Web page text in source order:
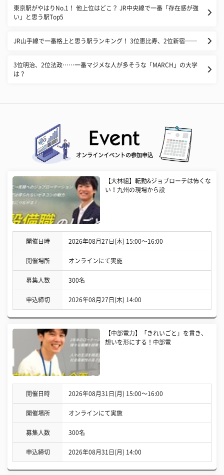
東京駅がやはりNo.1！ 他上位はどこ？ JR中央線で一番「存在感が強
い」と思う駅Top5
JR山手線で一番格上と思う駅ランキング！ 3位恵比寿、2位新宿……
3位明治、2位法政……一番マジメな人が多そうな「MARCH」の大学
は？
オンラインイベントの参加申込
【大林組】転勤&ジョブローテは怖くな
い！九州の現場から設
開催日時 2026年08月27日(木) 15:00〜16:00
開催場所 オンラインにて実施
募集人数 300名
申込締切 2026年08月27日(木) 14:00
【中部電力】「きれいごと」を貫き、
想いを形にする！中部電
開催日時 2026年08月31日(月) 15:00〜16:00
開催場所 オンラインにて実施
募集人数 300名
申込締切 2026年08月31日(月) 14:00